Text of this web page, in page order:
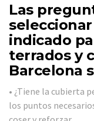
Las
indicado
terrados y
Barcelona
• ¿Tiene la cubierta
los puntos